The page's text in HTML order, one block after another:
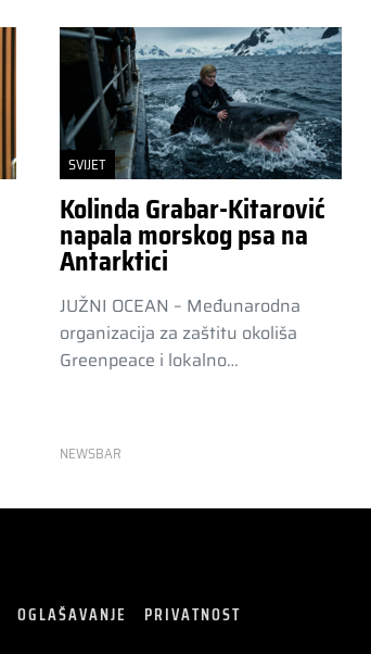
SVIJET
Kolinda Grabar-Kitarović
napala morskog psa na
Antarktici
JUŽNI OCEAN – Međunarodna
organizacija za zaštitu okoliša
Greenpeace i lokalno…
NEWSBAR
OGLAŠAVANJE PRIVATNOST